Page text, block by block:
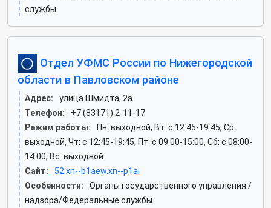
службы
Отдел УФМС России по Нижегородской
области в Павловском районе
Адрес:
улица Шмидта, 2а
Телефон:
+7 (83171) 2-11-17
Режим работы:
Пн: выходной, Вт: c 12:45-19:45, Ср:
выходной, Чт: c 12:45-19:45, Пт: c 09:00-15:00, Сб: c 08:00-
14:00, Вс: выходной
Сайт:
52.xn--b1aew.xn--p1ai
Особенности:
Органы государственного управления /
надзора/Федеральные службы